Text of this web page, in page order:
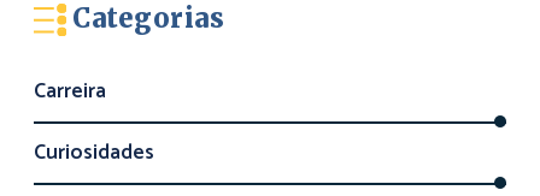
Categorias
Carreira
Curiosidades